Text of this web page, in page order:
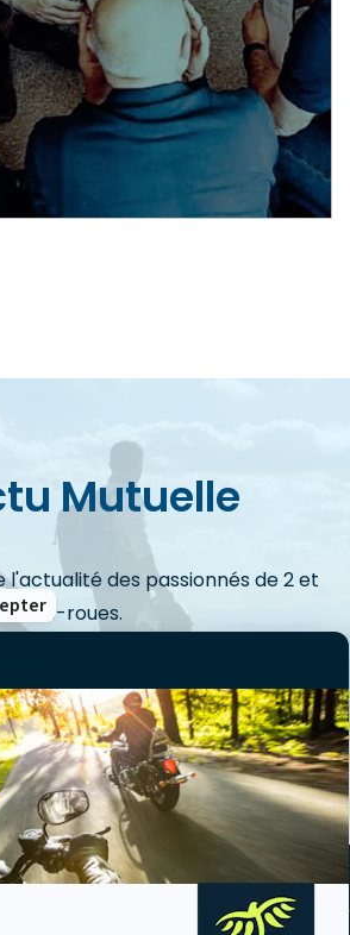
Mutuelle
l'actualité des passionnés de 2 et
3-roues.
VOIR LES ACTUS